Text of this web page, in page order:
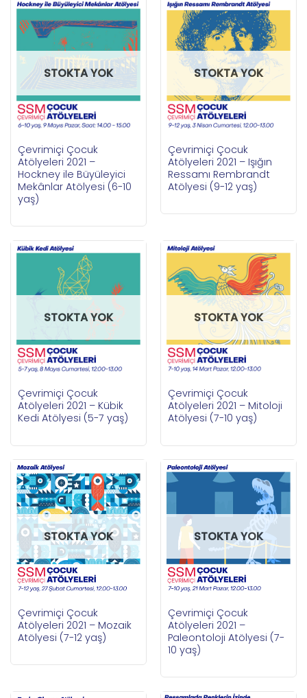
STOKTA YOK
Çevrimiçi Çocuk
Atölyeleri 2021 –
Hockney ile Büyüleyici
Mekânlar Atölyesi (6-10
yaş)
STOKTA YOK
Çevrimiçi Çocuk
Atölyeleri 2021 – Işığın
Ressamı Rembrandt
Atölyesi (9-12 yaş)
STOKTA YOK
Çevrimiçi Çocuk
Atölyeleri 2021 – Kübik
Kedi Atölyesi (5-7 yaş)
STOKTA YOK
Çevrimiçi Çocuk
Atölyeleri 2021 – Mitoloji
Atölyesi (7-10 yaş)
STOKTA YOK
Çevrimiçi Çocuk
Atölyeleri 2021 – Mozaik
Atölyesi (7-12 yaş)
STOKTA YOK
Çevrimiçi Çocuk
Atölyeleri 2021 –
Paleontoloji Atölyesi (7-
10 yaş)